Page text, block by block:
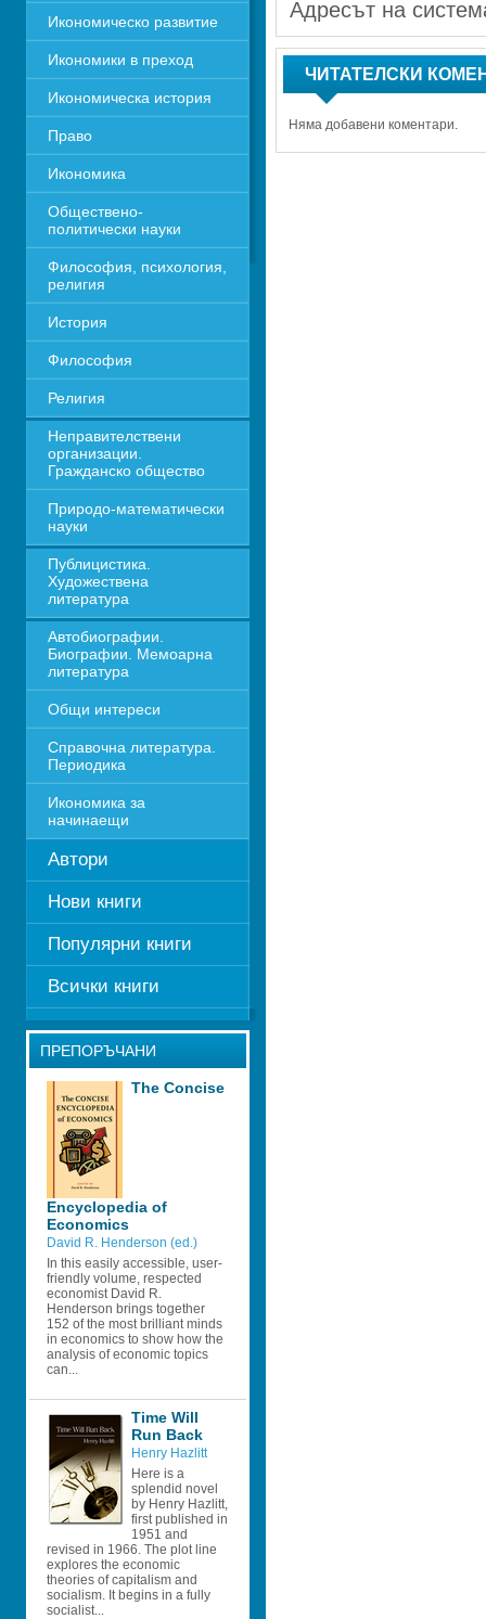
Икономическо развитие
Икономики в преход
Икономическа история
Право
Икономика
Обществено-
политически науки
Философия, психология,
религия
История
Философия
Религия
Неправителствени
организации.
Гражданско общество
Природо-математически
науки
Публицистика.
Художествена
литература
Автобиографии.
Биографии. Мемоарна
литература
Общи интереси
Справочна литература.
Периодика
Икономика за
начинаещи
Автори
Нови книги
Популярни книги
Всички книги
ПРЕПОРЪЧАНИ
The Concise
Encyclopedia of
Economics
David R. Henderson (ed.)
In this easily accessible, user-
friendly volume, respected
economist David R.
Henderson brings together
152 of the most brilliant minds
in economics to show how the
analysis of economic topics
can...
Time Will
Run Back
Henry Hazlitt
Here is a
splendid novel
by Henry Hazlitt,
first published in
1951 and
revised in 1966. The plot line
explores the economic
theories of capitalism and
socialism. It begins in a fully
socialist...
Адресът на
ЧИТАТЕЛСКИ
Няма добавени коментари.